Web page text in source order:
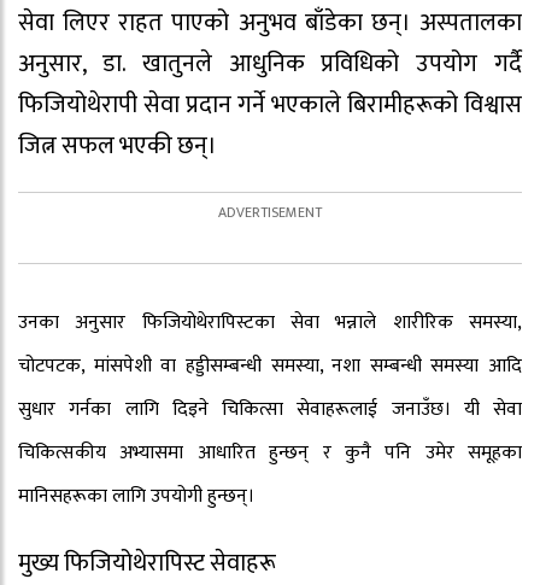
सेवा लिएर राहत पाएको अनुभव बाँडेका छन्। अस्पतालका
अनुसार, डा. खातुनले आधुनिक प्रविधिको उपयोग गर्दै
फिजियोथेरापी सेवा प्रदान गर्ने भएकाले बिरामीहरूको विश्वास
जित्न सफल भएकी छन्।
उनका अनुसार फिजियोथेरापिस्टका सेवा भन्नाले शारीरिक समस्या,
चोटपटक, मांसपेशी वा हड्डीसम्बन्धी समस्या, नशा सम्बन्धी समस्या आदि
सुधार गर्नका लागि दिइने चिकित्सा सेवाहरूलाई जनाउँछ। यी सेवा
चिकित्सकीय अभ्यासमा आधारित हुन्छन् र कुनै पनि उमेर समूहका
मानिसहरूका लागि उपयोगी हुन्छन्।
मुख्य फिजियोथेरापिस्ट सेवाहरू